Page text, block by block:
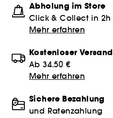
Abholung im Store
Click & Collect in 2h
Mehr erfahren
Kostenloser Versand
Ab 34.50 €
Mehr erfahren
Sichere Bezahlung
und Ratenzahlung